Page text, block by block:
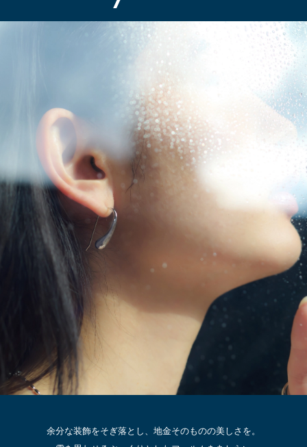
余分な装飾をそぎ落とし、地金そのものの美しさを。